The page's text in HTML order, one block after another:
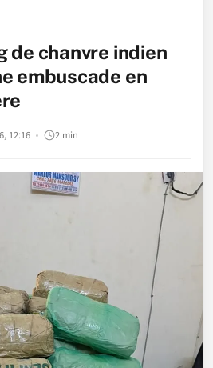
de chanvre indien
embuscade en
12:16 2 min